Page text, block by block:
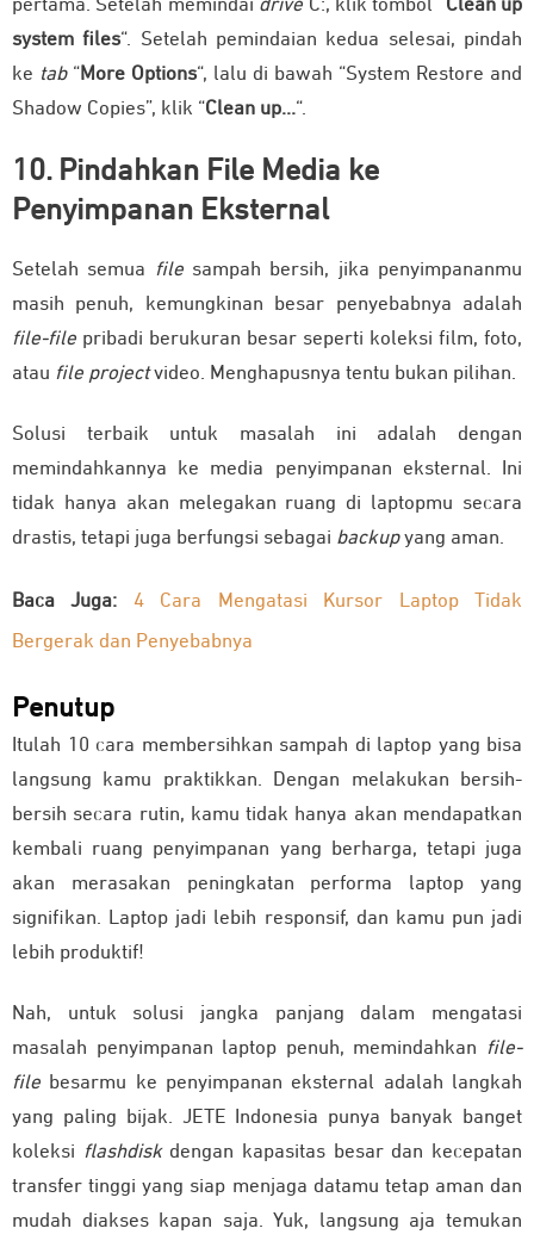
pertama. Setelah memindai drive C:, klik tombol “ Clean up
system files“. Setelah pemindaian kedua selesai, pindah
ke tab“More Options“, lalu di bawah “System Restore and
Shadow Copies”, klik “Clean up…“.
10. Pindahkan File Media ke
Penyimpanan Eksternal
Setelah semua filesampah bersih, jika penyimpananmu
masih penuh, kemungkinan besar penyebabnya adalah
file-file pribadi berukuran besar seperti koleksi film, foto,
atau file projectvideo. Menghapusnya tentu bukan pilihan.
Solusi terbaik untuk masalah ini adalah dengan
memindahkannya ke media penyimpanan eksternal. Ini
tidak hanya akan melegakan ruang di laptopmu secara
drastis, tetapi juga berfungsi sebagai backupyang aman.
Baca Juga: 4 Cara Mengatasi Kursor Laptop Tidak
Bergerak dan Penyebabnya
Penutup
Itulah 10 cara membersihkan sampah di laptop yang bisa
langsung kamu praktikkan. Dengan melakukan bersih-
bersih secara rutin, kamu tidak hanya akan mendapatkan
kembali ruang penyimpanan yang berharga, tetapi juga
akan merasakan peningkatan performa laptop yang
signifikan. Laptop jadi lebih responsif, dan kamu pun jadi
lebih produktif!
Nah, untuk solusi jangka panjang dalam mengatasi
masalah penyimpanan laptop penuh, memindahkan file-
file besarmu ke penyimpanan eksternal adalah langkah
yang paling bijak. JETE Indonesia punya banyak banget
koleksi flashdiskdengan kapasitas besar dan kecepatan
transfer tinggi yang siap menjaga datamu tetap aman dan
mudah diakses kapan saja. Yuk, langsung aja temukan